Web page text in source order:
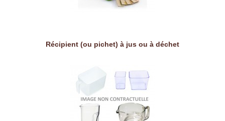
Récipient (ou pichet) à jus ou à déchet